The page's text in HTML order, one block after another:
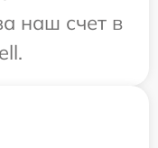
наш счет в